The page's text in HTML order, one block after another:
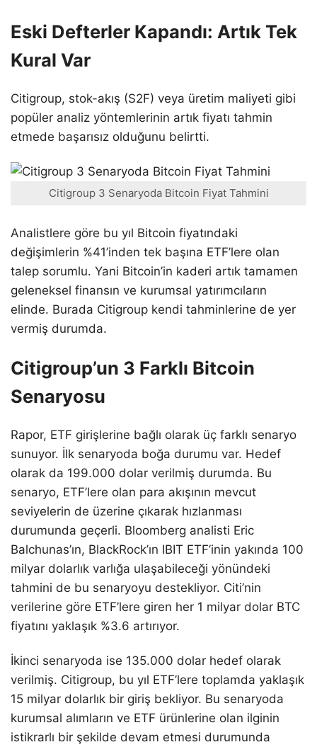
Eski Defterler Kapandı: Artık Tek
Kural Var
Citigroup, stok-akış (S2F) veya üretim maliyeti gibi
popüler analiz yöntemlerinin artık fiyatı tahmin
etmede başarısız olduğunu belirtti.
Citigroup 3 Senaryoda Bitcoin Fiyat Tahmini
Analistlere göre bu yıl Bitcoin fiyatındaki
değişimlerin %41’inden tek başına ETF’lere olan
talep sorumlu. Yani Bitcoin’in kaderi artık tamamen
geleneksel finansın ve kurumsal yatırımcıların
elinde. Burada Citigroup kendi tahminlerine de yer
vermiş durumda.
Citigroup’un 3 Farklı Bitcoin
Senaryosu
Rapor, ETF girişlerine bağlı olarak üç farklı senaryo
sunuyor. İlk senaryoda boğa durumu var. Hedef
olarak da 199.000 dolar verilmiş durumda. Bu
senaryo, ETF’lere olan para akışının mevcut
seviyelerin de üzerine çıkarak hızlanması
durumunda geçerli. Bloomberg analisti Eric
Balchunas’ın, BlackRock’ın IBIT ETF’inin yakında 100
milyar dolarlık varlığa ulaşabileceği yönündeki
tahmini de bu senaryoyu destekliyor. Citi’nin
verilerine göre ETF’lere giren her 1 milyar dolar BTC
fiyatını yaklaşık %3.6 artırıyor.
İkinci senaryoda ise 135.000 dolar hedef olarak
verilmiş. Citigroup, bu yıl ETF’lere toplamda yaklaşık
15 milyar dolarlık bir giriş bekliyor. Bu senaryoda
kurumsal alımların ve ETF ürünlerine olan ilginin
istikrarlı bir şekilde devam etmesi durumunda